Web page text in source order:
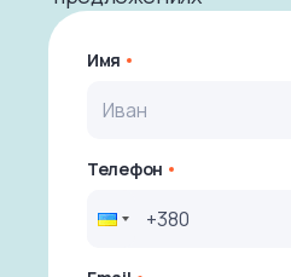
Имя
Телефон